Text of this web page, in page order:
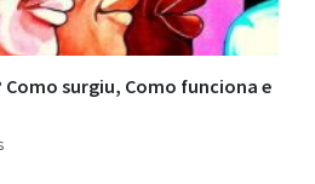
Como surgiu, Como funciona e